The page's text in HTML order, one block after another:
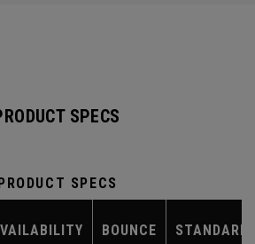
SPECS
SPECS
BOUNCE STANDARD